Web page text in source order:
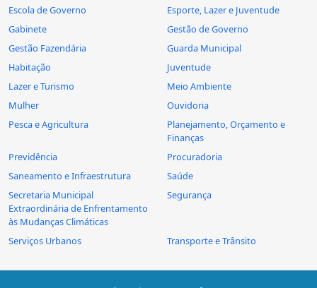
Escola de Governo
Esporte, Lazer e Juventude
Gabinete
Gestão de Governo
Gestão Fazendária
Guarda Municipal
Habitação
Juventude
Lazer e Turismo
Meio Ambiente
Mulher
Ouvidoria
Pesca e Agricultura
Planejamento, Orçamento e
Finanças
Previdência
Procuradoria
Saneamento e Infraestrutura
Saúde
Secretaria Municipal
Extraordinária de Enfrentamento
às Mudanças Climáticas
Segurança
Serviços Urbanos Transporte e Trânsito